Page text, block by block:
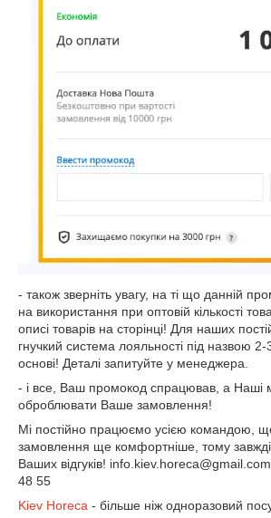
- також зверніть увагу, на ті що данній
на використання при оптовій кількості
описі товарів на сторінці! Для наших
гнучкий система лояльності під назвою 2-
основі! Деталі запитуйте у менеджера.
- і все, Ваш промокод спрацював, а Наші
оброблювати Ваше замовлення!
Мі постійно працюємо усією командою,
замовлення ще комфортніше, тому завжді
Ваших відгуків!
48 55
Kiev Horeca - більше ніж одноразовий